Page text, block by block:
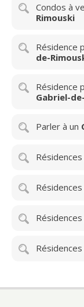
Condos à
Rimouski
Résidence
de-
Résidence
Gabriel-
Parler à un